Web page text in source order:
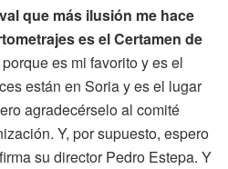
que más ilusión me hace
es el Certamen de
es mi favorito y es el
están en Soria y es el lugar
agradecérselo al comité
Y, por supuesto, espero
su director Pedro Estepa. Y